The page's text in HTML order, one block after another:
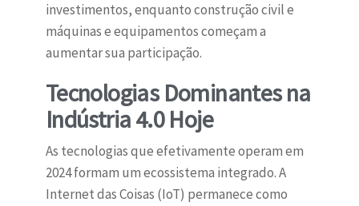
investimentos, enquanto construção civil e
máquinas e equipamentos começam a
aumentar sua participação.
Tecnologias Dominantes na
Indústria 4.0 Hoje
As tecnologias que efetivamente operam em
2024 formam um ecossistema integrado. A
Internet das Coisas (IoT) permanece como